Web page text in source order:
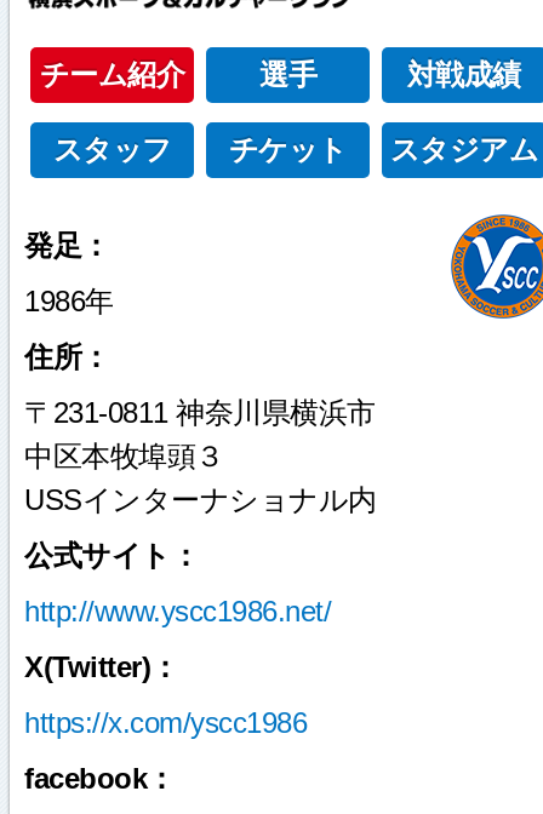
チーム紹介 選手 対戦成績
スタッフ チケット スタジアム
発足：
1986年
住所：
〒231-0811 神奈川県横浜市
中区本牧埠頭３
USSインターナショナル内
公式サイト：
http://www.yscc1986.net/
X(Twitter)：
https://x.com/yscc1986
facebook：